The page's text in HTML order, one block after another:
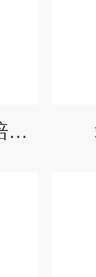
SHP-80,150,250 生化培养箱